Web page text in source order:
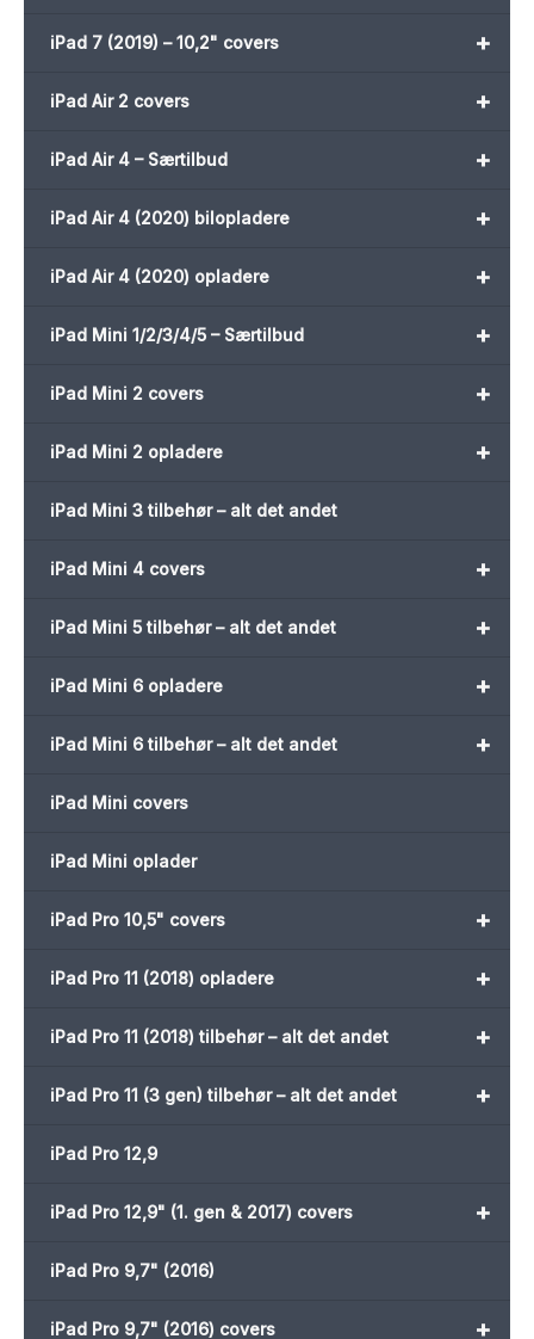
+
iPad 7 (2019) – 10,2" covers
+
iPad Air 2 covers
+
iPad Air 4 – Særtilbud
+
iPad Air 4 (2020) bilopladere
+
iPad Air 4 (2020) opladere
+
iPad Mini 1/2/3/4/5 – Særtilbud
+
iPad Mini 2 covers
+
iPad Mini 2 opladere
iPad Mini 3 tilbehør – alt det andet
+
iPad Mini 4 covers
+
iPad Mini 5 tilbehør – alt det andet
+
iPad Mini 6 opladere
+
iPad Mini 6 tilbehør – alt det andet
iPad Mini covers
iPad Mini oplader
+
iPad Pro 10,5" covers
+
iPad Pro 11 (2018) opladere
+
iPad Pro 11 (2018) tilbehør – alt det andet
+
iPad Pro 11 (3 gen) tilbehør – alt det andet
iPad Pro 12,9
+
iPad Pro 12,9" (1. gen & 2017) covers
iPad Pro 9,7" (2016)
+
iPad Pro 9,7" (2016) covers